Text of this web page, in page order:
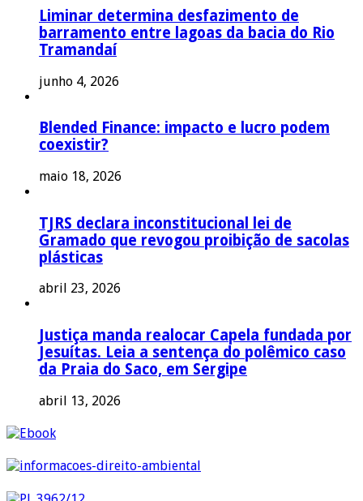
Liminar determina desfazimento de
barramento entre lagoas da bacia do Rio
Tramandaí
junho 4, 2026
Blended Finance: impacto e lucro podem
coexistir?
maio 18, 2026
TJRS declara inconstitucional lei de
Gramado que revogou proibição de sacolas
plásticas
abril 23, 2026
Justiça manda realocar Capela fundada por
Jesuítas. Leia a sentença do polêmico caso
da Praia do Saco, em Sergipe
abril 13, 2026